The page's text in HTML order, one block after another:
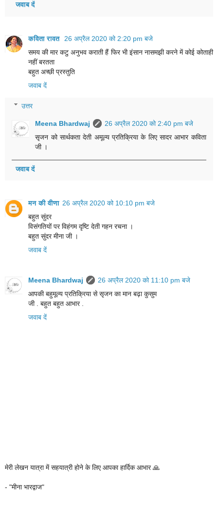
जवाब दें
कविता रावत 26 अप्रैल 2020 को 2:20 pm बजे
समय की मार कटु अनुभव कराती हैं फिर भी इंसान नासमझी करने में कोई कोताही
नहीं बरतता
बहुत अच्छी प्रस्तुति
जवाब दें
उत्तर
Meena Bhardwaj
26 अप्रैल 2020 को 2:40 pm बजे
सृजन को सार्थकता देती अमूल्य प्रतिक्रिया के लिए सादर आभार कविता
जी ।
जवाब दें
मन की वीणा 26 अप्रैल 2020 को 10:10 pm बजे
बहुत सुंदर
विसंगतियों पर विहंगम दृष्टि देती गहन रचना ।
बहुत सुंदर मीना जी ।
जवाब दें
Meena Bhardwaj
26 अप्रैल 2020 को 11:10 pm बजे
आपकी बहुमूल्य प्रतिक्रिया से सृजन का मान बढ़ा कुसुम
जी . बहुत बहुत आभार .
जवाब दें
मेरी लेखन यात्रा में सहयात्री होने के लिए आपका हार्दिक आभार 🙏
- "मीना भारद्वाज"